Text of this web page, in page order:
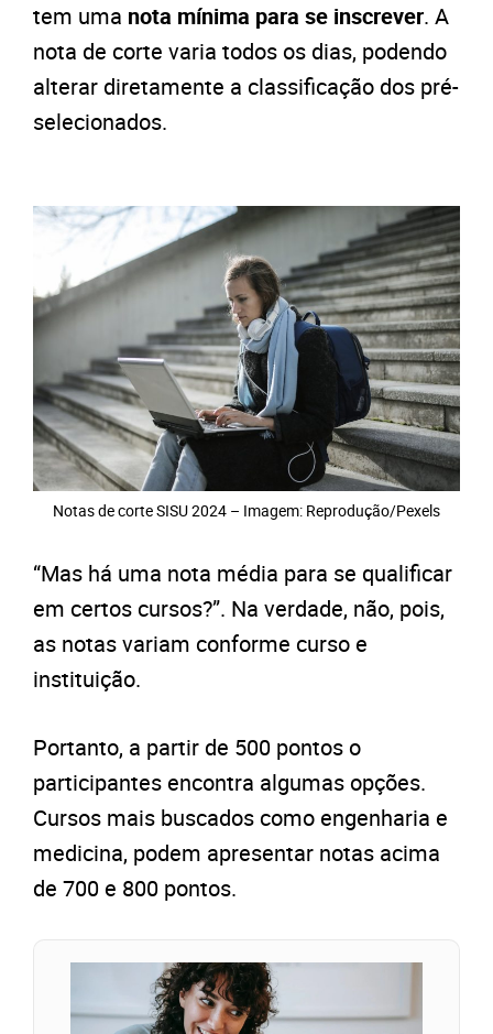
tem uma nota mínima para se inscrever. A
nota de corte varia todos os dias, podendo
alterar diretamente a classificação dos pré-
selecionados.
Notas de corte SISU 2024 – Imagem: Reprodução/Pexels
“Mas há uma nota média para se qualificar
em certos cursos?”. Na verdade, não, pois,
as notas variam conforme curso e
instituição.
Portanto, a partir de 500 pontos o
participantes encontra algumas opções.
Cursos mais buscados como engenharia e
medicina, podem apresentar notas acima
de 700 e 800 pontos.